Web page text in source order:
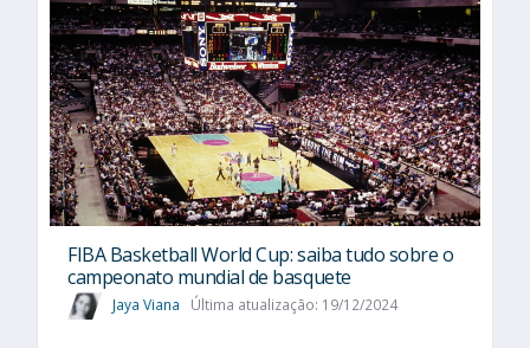
FIBA Basketball World Cup: saiba tudo sobre o
campeonato mundial de basquete
Jaya Viana Última atualização: 19/12/2024